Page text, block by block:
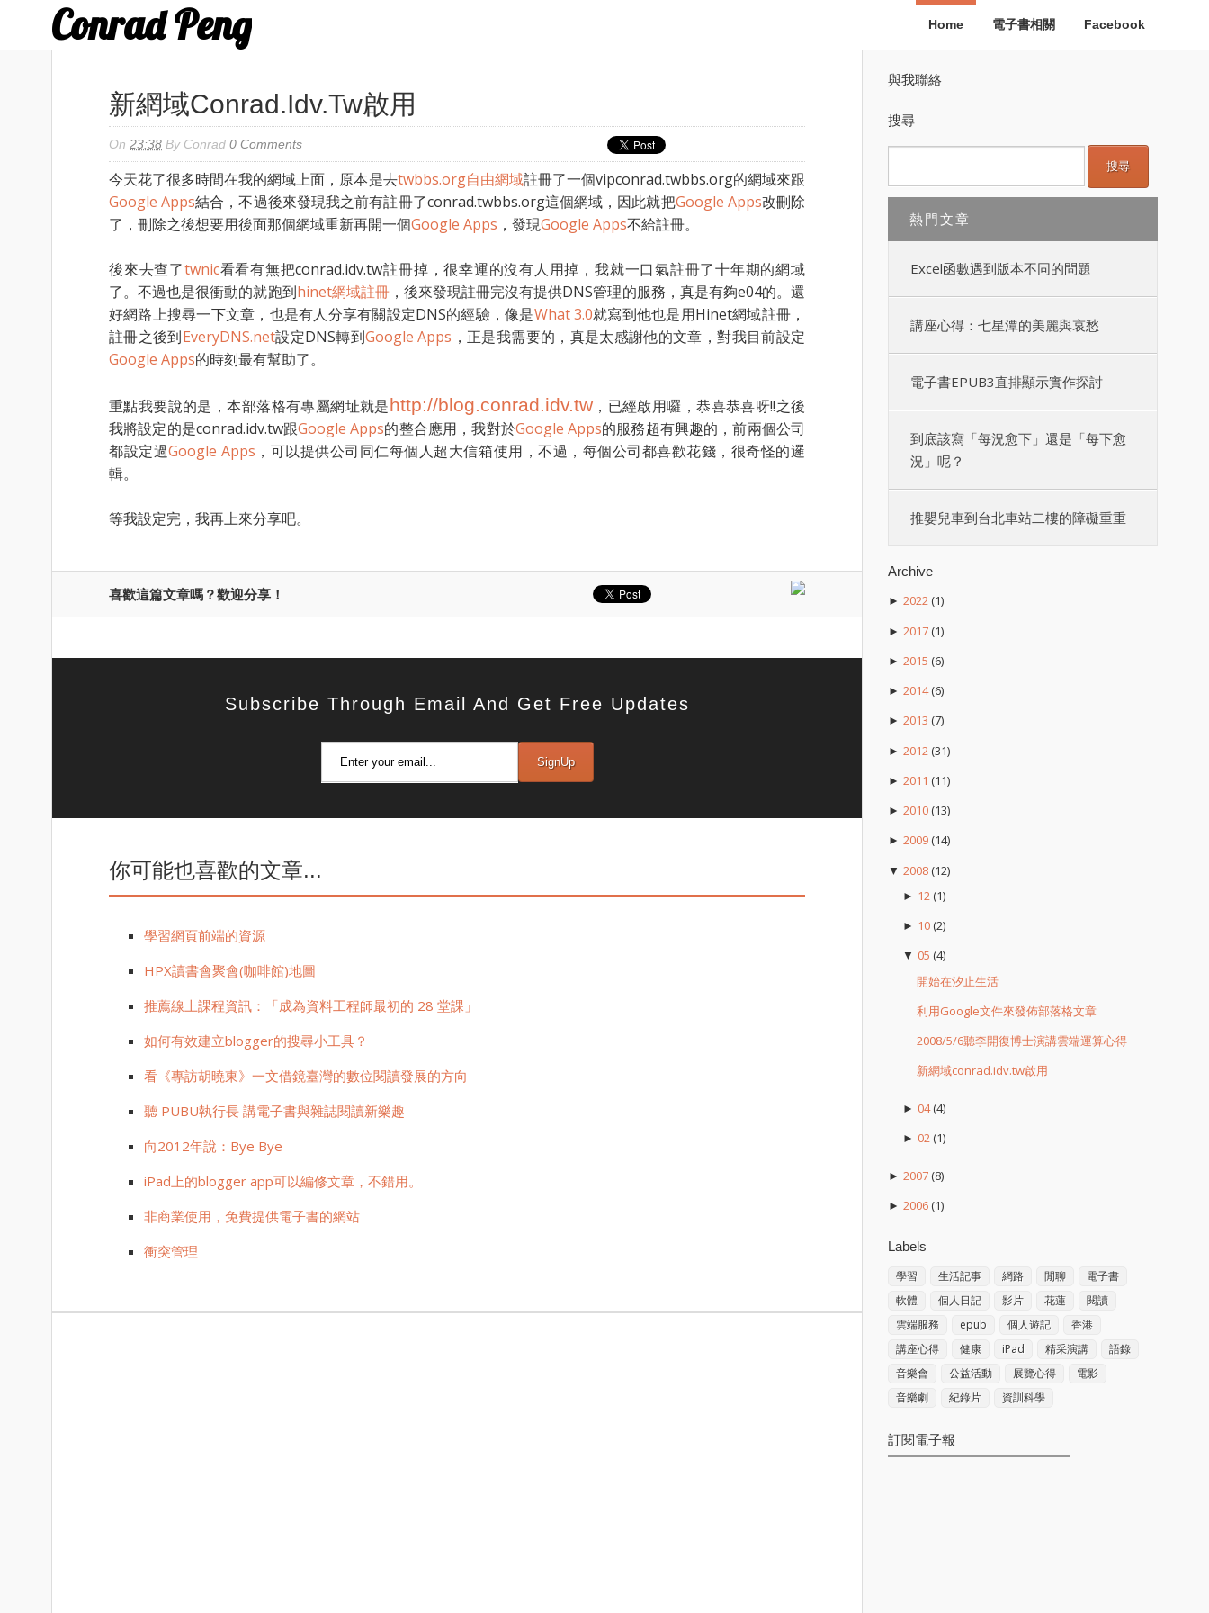
Conrad Peng Home 電子書相關 Facebook
新網域conrad.idv.tw啟用
On 23:38 By Conrad 0 Comments
今天花了很多時間在我的網域上面，原本是去twbbs.org自由網域註冊了一個vipconrad.twbbs.org的網域來跟
Google Apps結合，不過後來發現我之前有註冊了conrad.twbbs.org這個網域，因此就把Google Apps改刪除
了，刪除之後想要用後面那個網域重新再開一個Google Apps ，發現Google Apps不給註冊。
後來去查了twnic看看有無把conrad.idv.tw註冊掉，很幸運的沒有人用掉，我就一口氣註冊了十年期的網域
了。不過也是很衝動的就跑到hinet網域註冊，後來發現註冊完沒有提供DNS管理的服務，真是有夠e04的。還
好網路上搜尋一下文章，也是有人分享有關設定DNS的經驗，像是What 3.0就寫到他也是用Hinet網域註冊，
註冊之後到EveryDNS.net設定DNS轉到Google Apps ，正是我需要的，真是太感謝他的文章，對我目前設定
Google Apps的時刻最有幫助了。
重點我要說的是，本部落格有專屬網址就是http://blog.conrad.idv.tw，已經啟用囉，恭喜恭喜呀!!之後
我將設定的是conrad.idv.tw跟Google Apps的整合應用，我對於Google Apps的服務超有興趣的，前兩個公司
都設定過Google Apps ，可以提供公司同仁每個人超大信箱使用，不過，每個公司都喜歡花錢，很奇怪的邏
輯。
等我設定完，我再上來分享吧。
喜歡這篇文章嗎？歡迎分享！
Subscribe Through Email And Get Free Updates
你可能也喜歡的文章...
學習網頁前端的資源
HPX讀書會聚會(咖啡館)地圖
推薦線上課程資訊：「成為資料工程師最初的 28 堂課」
如何有效建立blogger的搜尋小工具？
看《專訪胡曉東》一文借鏡臺灣的數位閱讀發展的方向
聽 PUBU執行長 講電子書與雜誌閱讀新樂趣
向2012年說：Bye Bye
iPad上的blogger app可以編修文章，不錯用。
非商業使用，免費提供電子書的網站
衝突管理
與我聯絡
搜尋
熱門文章
Excel函數遇到版本不同的問題
講座心得：七星潭的美麗與哀愁
電子書EPUB3直排顯示實作探討
到底該寫「每況愈下」還是「每下愈
況」呢？
推嬰兒車到台北車站二樓的障礙重重
Archive
► 2022(1)
► 2017(1)
► 2015 (6)
► 2014(6)
► 2013 (7)
► 2012 (31)
► 2011 (11)
► 2010(13)
► 2009(14)
▼ 2008(12)
► 12(1)
► 10(2)
▼ 05 (4)
開始在汐止生活
利用Google文件來發佈部落格文章
2008/5/6聽李開復博士演講雲端運算心得
新網域conrad.idv.tw啟用
► 04(4)
► 02(1)
► 2007(8)
► 2006(1)
Labels
學習
生活記事 網路 閒聊
電子書
軟體
個人日記 影片 花蓮
閱讀
雲端服務
epub 個人遊記
香港
講座心得
健康 iPad 精采演講
語錄
音樂會
公益活動 展覽心得
電影
音樂劇
紀錄片 資訓科學
訂閱電子報